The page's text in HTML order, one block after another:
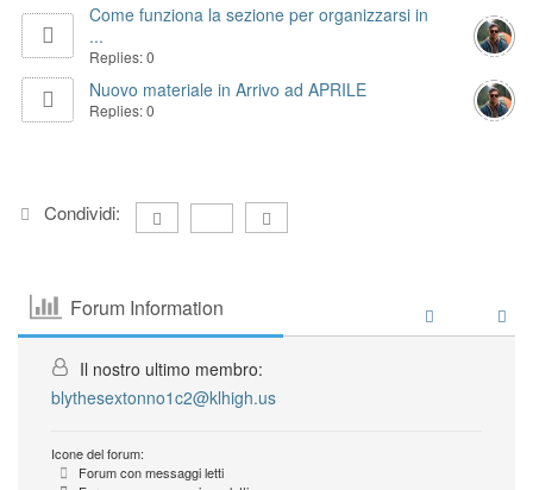
Come funziona la sezione per organizzarsi in
...
Replies: 0
Nuovo materiale in Arrivo ad APRILE
Replies: 0
Condividi:
Forum Information
Il nostro ultimo membro:
blythesextonno1c2@klhigh.us
Icone del forum:
Forum con messaggi letti